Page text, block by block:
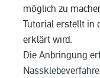
möglich zu
Tutorial erstellt in
erklärt wird.
Die Anbringung